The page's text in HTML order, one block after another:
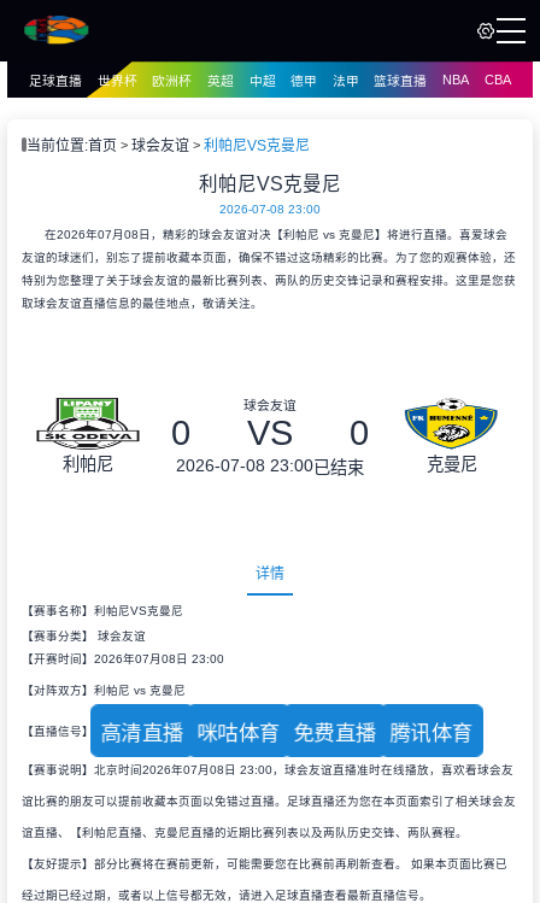
播
足球直播 世界杯 欧洲杯 英超 中超 德甲 法甲 篮球直播 NBA CBA
当前位置:首页 球会友谊 利帕尼VS克曼尼
利帕尼VS克曼尼
2026-07-08 23:00
在2026年07月08日，精彩的球会友谊对决【利帕尼 vs 克曼尼】将进行直播。喜爱球会
友谊的球迷们，别忘了提前收藏本页面，确保不错过这场精彩的比赛。为了您的观赛体验，还
特别为您整理了关于球会友谊的最新比赛列表、两队的历史交锋记录和赛程安排。这里是您获
取球会友谊直播信息的最佳地点，敬请关注。
利帕尼
球会友谊
0 VS 0
2026-07-08 23:00已结束 克曼尼
详情
【赛事名称】利帕尼VS克曼尼
【赛事分类】 球会友谊
【开赛时间】2026年07月08日 23:00
【对阵双方】利帕尼 vs 克曼尼
【直播信号】 高清直播 咪咕体育 免费直播 腾讯体育
【赛事说明】北京时间2026年07月08日 23:00，球会友谊直播准时在线播放，喜欢看球会友
谊比赛的朋友可以提前收藏本页面以免错过直播。足球直播还为您在本页面索引了相关球会友
谊直播、【利帕尼直播、克曼尼直播的近期比赛列表以及两队历史交锋、两队赛程。
【友好提示】部分比赛将在赛前更新，可能需要您在比赛前再刷新查看。 如果本页面比赛已
经过期已经过期，或者以上信号都无效，请进入足球直播查看最新直播信号。